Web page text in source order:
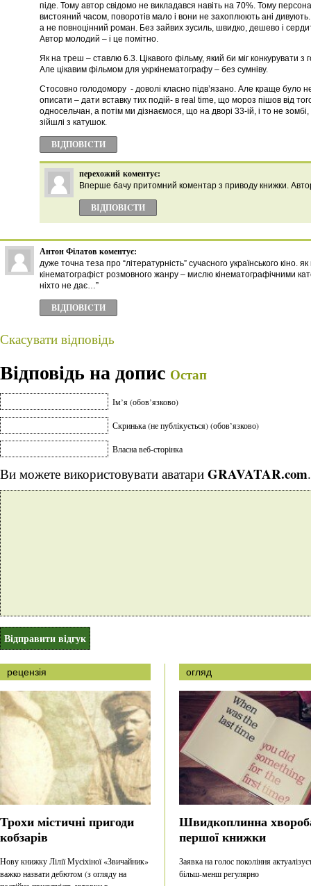
піде. Тому автор свідомо не викладався навіть на 70%. Тому
вистояний часом, поворотів мало і вони не захоплюють ані
а не повноцінний роман. Без зайвих зусиль, швидко, дешево і
Автор молодий – і це помітно.
Як на треш – ставлю 6.3. Цікавого фільму, який би міг конкурувати з
Але цікавим фільмом для укркінематографу – без сумніву.
Стосовно голодомору - доволі класно підв’язано. Але краще було
описати – дати вставку тих подій- в real time, що мороз пішов від
односельчан, а потім ми дізнаємося, що на дворі 33-ій, і то не
зійшлі з катушок.
ВІДПОВІCТИ
перехожий коментує:
Вперше бачу притомний коментар з приводу книжки.
ВІДПОВІCТИ
Антон Філатов коментує:
дуже точна теза про “літературність” сучасного українського кіно.
кінематографіст розмовного жанру – мислю кінематографічними
ніхто не дає…”
ВІДПОВІCТИ
Скасувати відповідь
Відповідь на допис Остап
Ім’я (обов’язково)
Скринька (не публікується) (обов’язково)
Власна веб-сторінка
Ви можете використовувати аватари GRAVATAR.com.
рецензія
Трохи містичні пригоди
кобзарів
Нову книжку Лілії Мусіхіної «Звичайник»
важко назвати дебютом (з огляду на
огляд
Швидкоплинна
першої книжки
Заявка на голос покоління
більш-менш регулярно